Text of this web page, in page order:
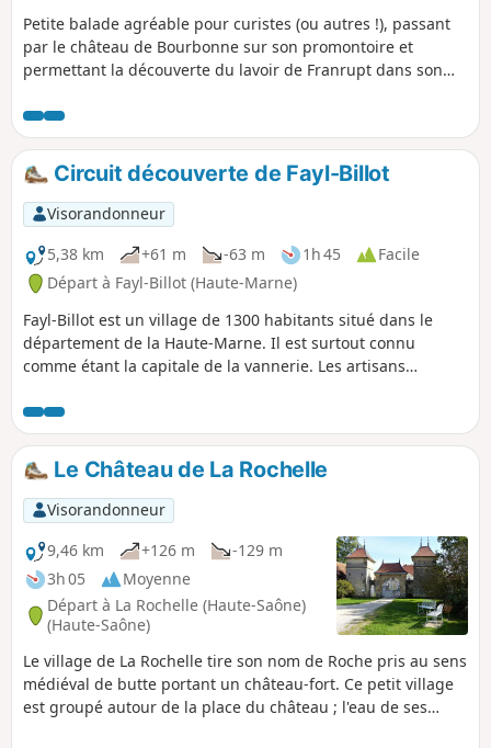
Petite balade agréable pour curistes (ou autres !), passant
par le château de Bourbonne sur son promontoire et
permettant la découverte du lavoir de Franrupt dans son
Circuit découverte de Fayl-Billot
Visorandonneur
5,38 km
+61 m -63 m 1h 45
Facile
Départ à Fayl-Billot (Haute-Marne)
Fayl-Billot est un village de 1300 habitants situé dans le
département de la Haute-Marne. Il est surtout connu
comme étant la capitale de la vannerie. Les artisans
l'issu de cette balade, ne pas hésiter à repartir avec un
souvenir. Cette randonnée permet de voir les principaux
lieux touristiques et culturels du village comme l'École
Nationale d'Osiériculture et de Vannerie, l'Église Notre-
Dame ainsi que tous les lavoirs et toutes les fontaines du
village.
Le Château de La Rochelle
Visorandonneur
9,46 km
+126 m
-129 m
3h 05
Moyenne
Départ à La Rochelle (Haute-Saône)
(Haute-Saône)
Le village de La Rochelle tire son nom de Roche pris au sens
médiéval de butte portant un château-fort. Ce petit village
est groupé autour de la place du château ; l'eau de ses